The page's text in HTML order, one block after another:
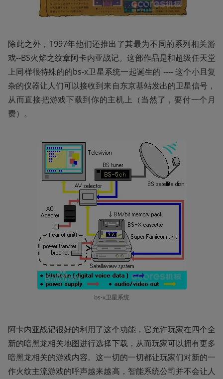
除此之外，1997年他们还推出了其最为不同的系列相关游
戏--BS火焰之纹章阿卡内亚战记。这部作品是和超级任天堂
上同样很特殊的的bs-x卫星系统一起诞生的 ---- 这个小且复
杂的仪器让人们可以接收到来自东京基站发出的卫星信号，
从而直接把游戏下载到你的主机上（当然了，要付一个月
费）。
bs-x卫星系统
阿卡内亚战记很好的利用了这个功能，它允许玩家在四个全
新的暗黑龙相关地图进行选择下载，从而玩家可以拥有更多
暗黑龙相关的游戏内容。这一切的一切都让玩家们对新的一
作火纹主流游戏的呼声越来越高，智能系统公司并不会让人